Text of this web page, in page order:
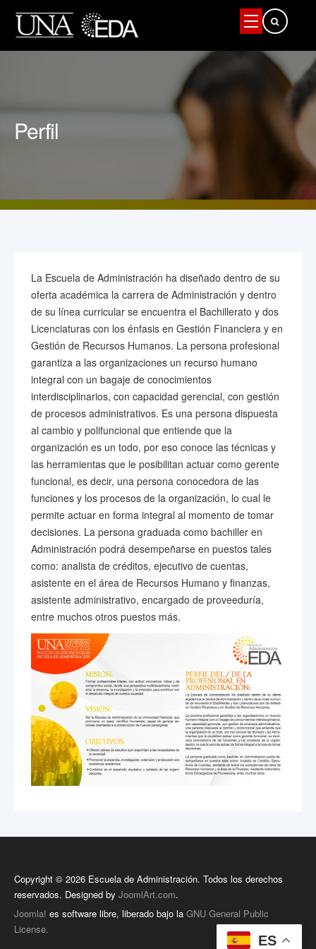
ES
Perfil
La Escuela de Administración ha diseñado dentro de su
oferta académica la carrera de Administración y dentro
de su línea curricular se encuentra el Bachillerato y dos
Licenciaturas con los énfasis en Gestión Financiera y en
Gestión de Recursos Humanos. La persona profesional
garantiza a las organizaciones un recurso humano
integral con un bagaje de conocimientos
interdisciplinarios, con capacidad gerencial, con gestión
de procesos administrativos. Es una persona dispuesta
al cambio y polifuncional que entiende que la
organización es un todo, por eso conoce las técnicas y
las herramientas que le posibilitan actuar como gerente
funcional, es decir, una persona conocedora de las
funciones y los procesos de la organización, lo cual le
permite actuar en forma integral al momento de tomar
decisiones. La persona graduada como bachiller en
Administración podrá desempeñarse en puestos tales
como: analista de créditos, ejecutivo de cuentas,
asistente en el área de Recursos Humano y finanzas,
asistente administrativo, encargado de proveeduría,
entre muchos otros puestos más.
Copyright © 2026 Escuela de Administración. Todos los derechos
reservados. Designed by JoomlArt.com.
Joomla! es software libre, liberado bajo la GNU General Public
License.